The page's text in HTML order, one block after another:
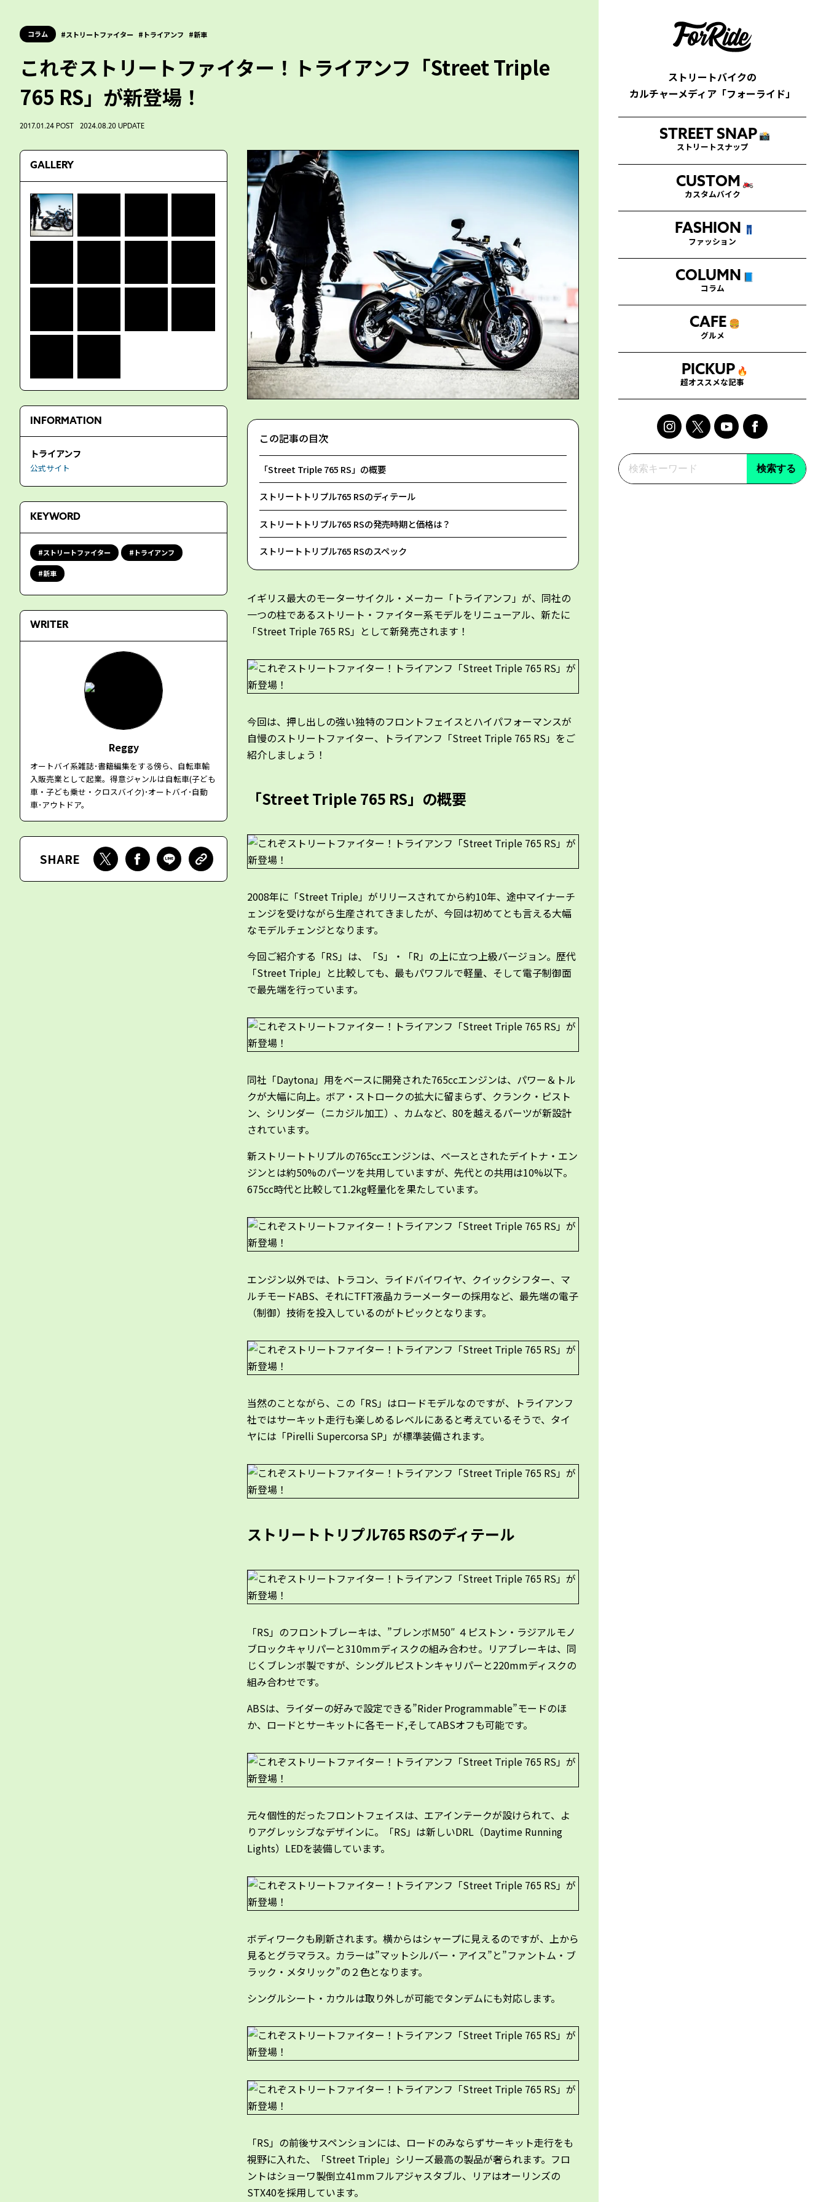
ストリートバイクの
カルチャーメディア「フォーライド」
STREET SNAP 📸
ストリートスナップ
CUSTOM 🏍
カスタムバイク
FASHION 👖
ファッション
COLUMN
コラム
CAFE 🍔
グルメ
PICKUP 🔥
超オススメな記事
検索する
コラム ストリートファイター トライアンフ 新車
これぞストリートファイター！トライアンフ「Street Triple
765 RS」が新登場！
2017.01.24 POST 2024.08.20 UPDATE
この記事の目次
「Street Triple 765 RS」の概要
ストリートトリプル765 RSのディテール
ストリートトリプル765 RSの発売時期と価格は？
ストリートトリプル765 RSのスペック
イギリス最大のモーターサイクル・メーカー「トライアンフ」が、同社の
一つの柱であるストリート・ファイター系モデルをリニューアル、新たに
「Street Triple 765 RS」として新発売されます！
今回は、押し出しの強い独特のフロントフェイスとハイパフォーマンスが
自慢のストリートファイター、トライアンフ「Street Triple 765 RS」をご
紹介しましょう！
「Street Triple 765 RS」の概要
2008年に「Street Triple」がリリースされてから約10年、途中マイナーチ
ェンジを受けながら生産されてきましたが、今回は初めてとも言える大幅
なモデルチェンジとなります。
今回ご紹介する「RS」は、「S」・「R」の上に立つ上級バージョン。歴代
「Street Triple」と比較しても、最もパワフルで軽量、そして電子制御面
で最先端を行っています。
同社「Daytona」用をベースに開発された765ccエンジンは、パワー＆トル
クが大幅に向上。ボア・ストロークの拡大に留まらず、クランク・ピスト
ン、シリンダー（ニカジル加工）、カムなど、80を越えるパーツが新設計
されています。
新ストリートトリプルの765ccエンジンは、ベースとされたデイトナ・エン
ジンとは約50%のパーツを共用していますが、先代との共用は10%以下。
675cc時代と比較して1.2kg軽量化を果たしています。
エンジン以外では、トラコン、ライドバイワイヤ、クイックシフター、マ
ルチモードABS、それにTFT液晶カラーメーターの採用など、最先端の電子
（制御）技術を投入しているのがトピックとなります。
当然のことながら、この「RS」はロードモデルなのですが、トライアンフ
社ではサーキット走行も楽しめるレベルにあると考えているそうで、タイ
ヤには「Pirelli Supercorsa SP」が標準装備されます。
ストリートトリプル765 RSのディテール
「RS」のフロントブレーキは、”ブレンボM50″ ４ピストン・ラジアルモノ
ブロックキャリパーと310mmディスクの組み合わせ。リアブレーキは、同
じくブレンボ製ですが、シングルピストンキャリパーと220mmディスクの
組み合わせです。
ABSは、ライダーの好みで設定できる”Rider Programmable”モードのほ
か、ロードとサーキットに各モード,そしてABSオフも可能です。
元々個性的だったフロントフェイスは、エアインテークが設けられて、よ
りアグレッシブなデザインに。「RS」は新しいDRL（Daytime Running
Lights）LEDを装備しています。
ボディワークも刷新されます。横からはシャープに見えるのですが、上から
見るとグラマラス。カラーは”マットシルバー・アイス”と”ファントム・ブ
ラック・メタリック”の２色となります。
シングルシート・カウルは取り外しが可能でタンデムにも対応します。
「RS」の前後サスペンションには、ロードのみならずサーキット走行をも
視野に入れた、「Street Triple」シリーズ最高の製品が奢られます。フロ
ントはショーワ製倒立41mmフルアジャスタブル、リアはオーリンズの
STX40を採用しています。
GALLERY
INFORMATION
トライアンフ
公式サイト
KEYWORD
ストリートファイター トライアンフ
新車
WRITER
Reggy
オートバイ系雑誌･書籍編集をする傍ら、自転車輸
入販売業として起業。得意ジャンルは自転車(子ども
車・子ども乗せ・クロスバイク)･オートバイ･自動
車･アウトドア。
SHARE